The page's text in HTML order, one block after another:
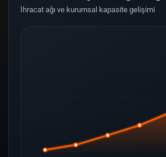
İhracat ağı ve kurumsal kapasite gelişimi